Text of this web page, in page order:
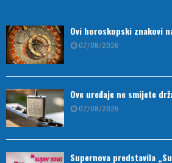
Ovi horoskopski znakovi
07/08/2026
Ove uređaje ne smijete
07/08/2026
Supernova predstavila